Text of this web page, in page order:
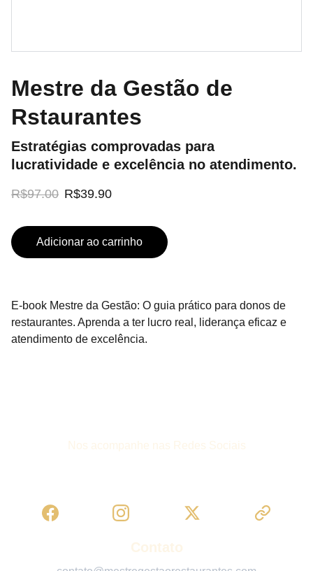
Mestre da Gestão de
Rstaurantes
Estratégias comprovadas para
lucratividade e excelência no atendimento.
R$97.00 R$39.90
Adicionar ao carrinho
E-book Mestre da Gestão: O guia prático para donos de
restaurantes. Aprenda a ter lucro real, liderança eficaz e
atendimento de excelência.
Contato
Nos acompanhe nas Redes Sociais